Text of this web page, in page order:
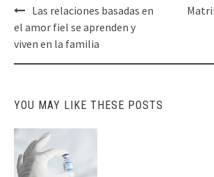
Post
navigation
Las relaciones basadas en
el amor fiel se aprenden y
viven en la familia
YOU MAY LIKE THESE POSTS